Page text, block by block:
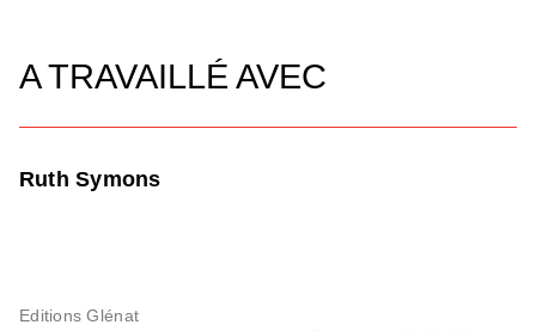
A TRAVAILLÉ AVEC
Ruth Symons
Editions Glénat